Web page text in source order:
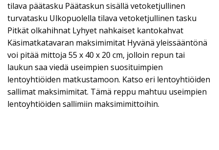
tilava päätasku Päätaskun sisällä vetoketjullinen
turvatasku Ulkopuolella tilava vetoketjullinen tasku
Pitkät olkahihnat Lyhyet nahkaiset kantokahvat
Käsimatkatavaran maksimimitat Hyvänä yleissääntönä
voi pitää mittoja 55 x 40 x 20 cm, jolloin repun tai
laukun saa viedä useimpien suosituimpien
lentoyhtiöiden matkustamoon. Katso eri lentoyhtiöiden
sallimat maksimimitat. Tämä reppu mahtuu useimpien
lentoyhtiöiden sallimiin maksimimittoihin.